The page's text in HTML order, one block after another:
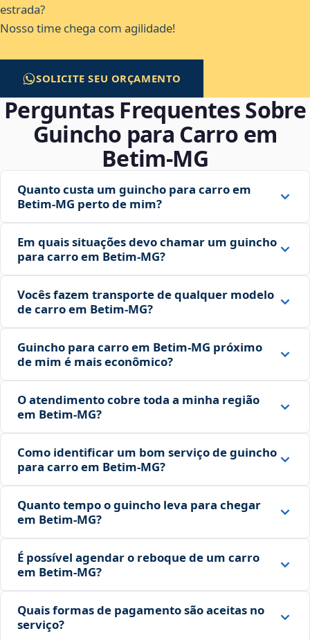
estrada?
Nosso time chega com agilidade!
SOLICITE SEU ORÇAMENTO
Perguntas Frequentes Sobre
Guincho para Carro em
Betim‑MG
Quanto custa um guincho para carro em
Betim‑MG perto de mim?
Em quais situações devo chamar um guincho
para carro em Betim‑MG?
Vocês fazem transporte de qualquer modelo
de carro em Betim‑MG?
Guincho para carro em Betim‑MG próximo
de mim é mais econômico?
O atendimento cobre toda a minha região
em Betim‑MG?
Como identificar um bom serviço de guincho
para carro em Betim‑MG?
Quanto tempo o guincho leva para chegar
em Betim‑MG?
É possível agendar o reboque de um carro
em Betim‑MG?
Quais formas de pagamento são aceitas no
serviço?